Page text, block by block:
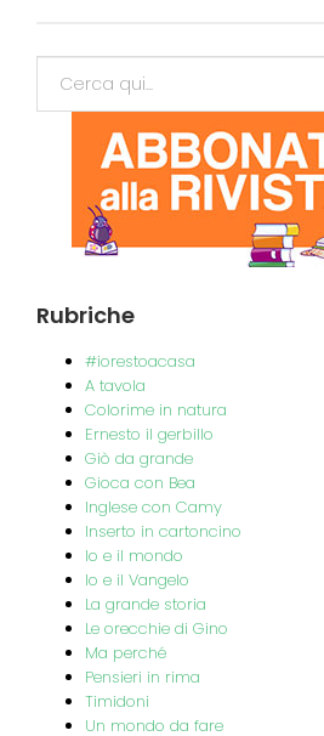
Form di ricerca
Rubriche
#iorestoacasa
A tavola
Colorime in natura
Ernesto il gerbillo
Giò da grande
Gioca con Bea
Inglese con Camy
Inserto in cartoncino
Io e il mondo
Io e il Vangelo
La grande storia
Le orecchie di Gino
Ma perché
Pensieri in rima
Timidoni
Un mondo da fare